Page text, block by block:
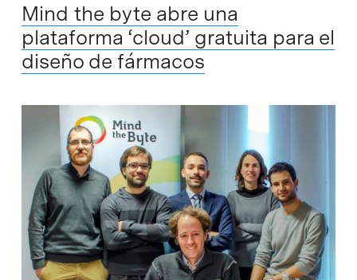
Mind the byte abre una
plataforma ‘cloud’ gratuita para el
diseño de fármacos